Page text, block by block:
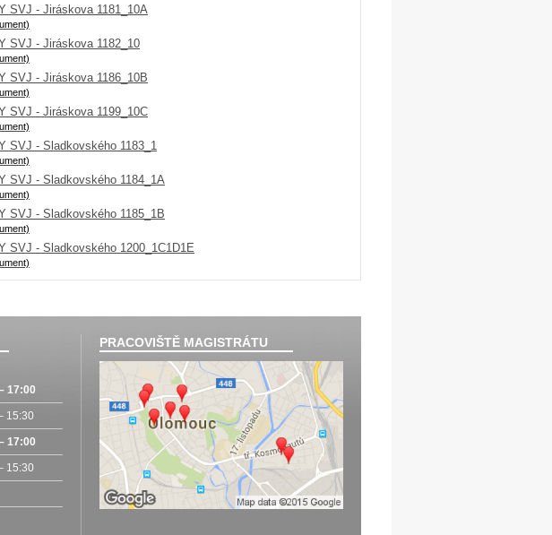
SVJ - Jiráskova 1181_10A
SVJ - Jiráskova 1182_10
SVJ - Jiráskova 1186_10B
SVJ - Jiráskova 1199_10C
SVJ - Sladkovského 1183_1
SVJ - Sladkovského 1184_1A
SVJ - Sladkovského 1185_1B
SVJ - Sladkovského 1200_1C1D1E
17:00
15:30
17:00
15:30
PRACOVIŠTĚ MAGISTRÁTU